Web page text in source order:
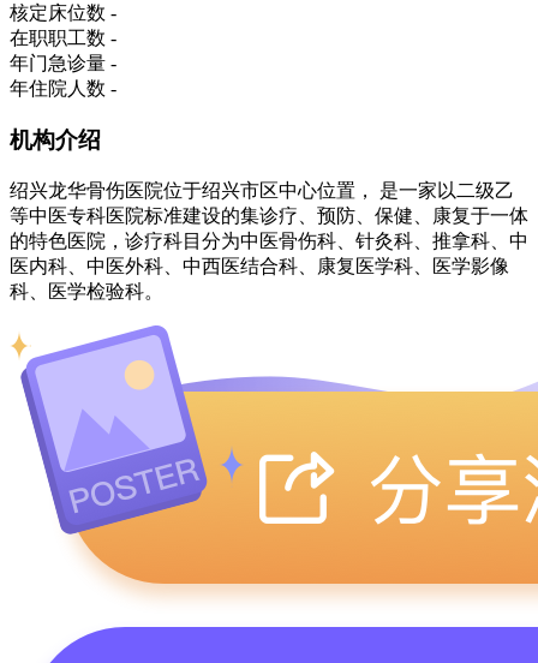
核定床位数 -
在职职工数 -
年门急诊量 -
年住院人数 -
机构介绍
绍兴龙华骨伤医院位于绍兴市区中心位置， 是一家以二级乙
等中医专科医院标准建设的集诊疗、预防、保健、康复于一体
的特色医院，诊疗科目分为中医骨伤科、针灸科、推拿科、中
医内科、中医外科、中西医结合科、康复医学科、医学影像
科、医学检验科。